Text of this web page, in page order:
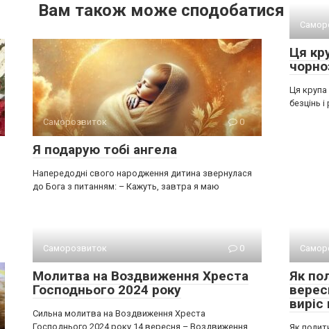
Вам також може сподобатися
Саморозвиток 0
Я подарую тобі ангела
Напередодні свого народження дитина звернулася
до Бога з питанням: – Кажуть, завтра я маю
Ця
Ця крупа
безцінь
Саморозвиток 0
Молитва на Воздвиження Хреста
Господнього 2024 року
Сильна молитва на Воздвиження Хреста
Господнього 2024 року 14 вересня – Воздвиження
Як
виріс